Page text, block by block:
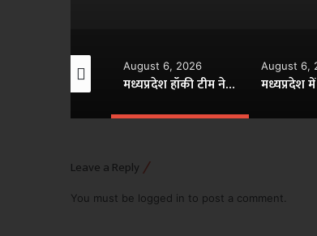
August 6, 2026
मध्यप्रदेश हॉकी टीम ने रचा जीत का नया अध्याय
August 6,
Leave a Reply
You must be logged in to post a comment.